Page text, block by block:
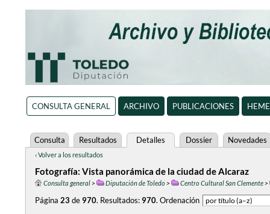
CONSULTA GENERAL ARCHIVO PUBLICACIONES
Consulta Resultados Detalles Dossier Novedades
‹ Volver a los resultados
Fotografía: Vista panorámica de la ciudad de Alcaraz
Consulta general> Diputación de Toledo> Centro Cultural San Clemente>
Página 23 de970. Resultados:970. Ordenación